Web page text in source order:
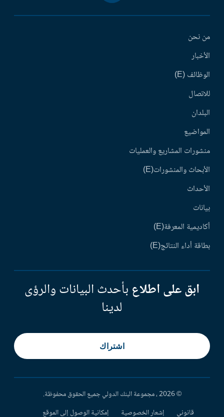
من نحن
الأخبار
الوظائف (E)
للاتصال
البلدان
المواضيع
منشورات المشاريع والعمليات
الأبحاث والمنشورات(E)
الأحداث
بيانات
أكاديمية المعرفة(E)
بطاقة أداء النتائج(E)
ابق على اطلاع بأحدث البيانات والرؤى
لدينا
اشتراك
© 2026 ، مجموعة البنك الدولي جميع الحقوق محفوظة.
قانوني
إشعار الخصوصية إمكانية الوصول إلى الموقع